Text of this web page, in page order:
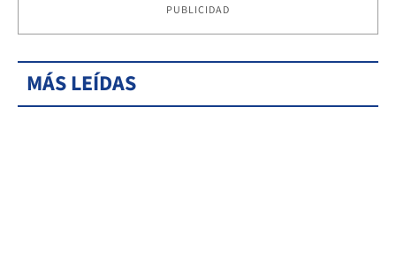
PUBLICIDAD
MÁS LEÍDAS